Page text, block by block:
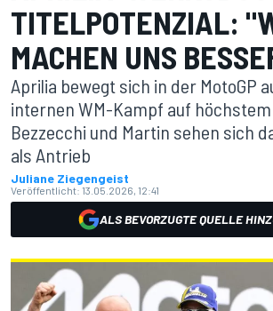
TITELPOTENZIAL:
MACHEN UNS
Aprilia bewegt sich in der MotoGP
internen WM-Kampf auf höchstem
Bezzecchi und Martin sehen sich
als Antrieb
Juliane Ziegengeist
Veröffentlicht: 13.05.2026, 12:41
ALS BEVORZUGTE QUELLE